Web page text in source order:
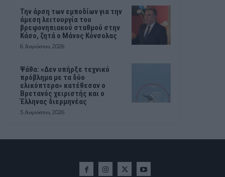
Την άρση των εμποδίων για την
άμεση λειτουργία του
βρεφονηπιακού σταθμού στην
Κάσο, ζητά ο Μάνος Κόνσολας
6 Αυγούστου, 2026
Ψάθα: «Δεν υπήρξε τεχνικό
πρόβλημα με τα δύο
ελικόπτερα» κατέθεσαν ο
Βρετανός χειριστής και ο
Έλληνας διερμηνέας
5 Αυγούστου, 2026